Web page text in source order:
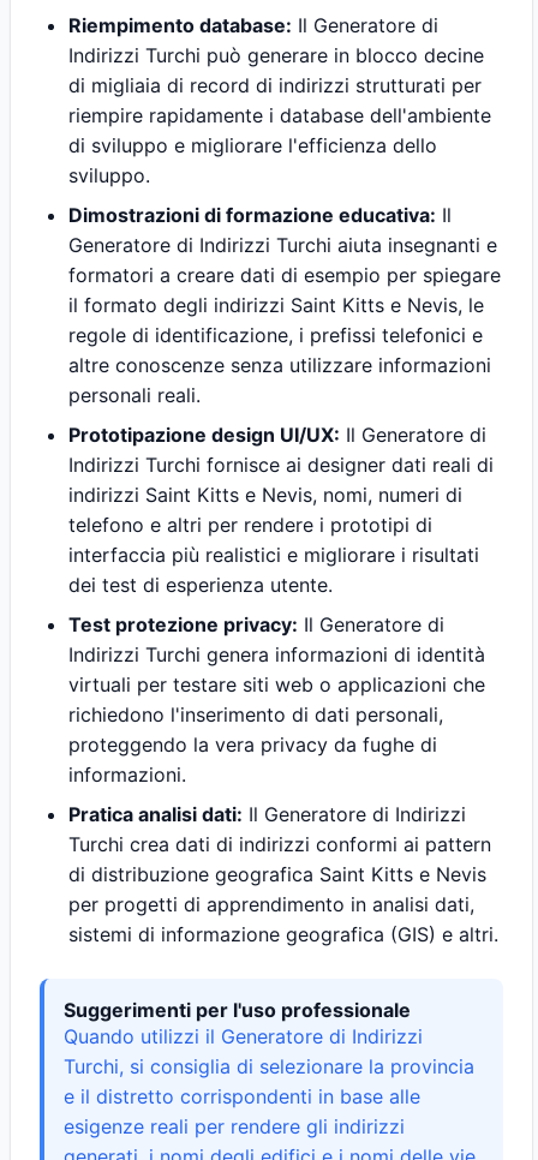
Riempimento database: Il Generatore di
Indirizzi Turchi può generare in blocco decine
di migliaia di record di indirizzi strutturati per
riempire rapidamente i database dell'ambiente
di sviluppo e migliorare l'efficienza dello
sviluppo.
Dimostrazioni di formazione educativa: Il
Generatore di Indirizzi Turchi aiuta insegnanti e
formatori a creare dati di esempio per spiegare
il formato degli indirizzi Saint Kitts e Nevis, le
regole di identificazione, i prefissi telefonici e
altre conoscenze senza utilizzare informazioni
personali reali.
Prototipazione design UI/UX: Il Generatore di
Indirizzi Turchi fornisce ai designer dati reali di
indirizzi Saint Kitts e Nevis, nomi, numeri di
telefono e altri per rendere i prototipi di
interfaccia più realistici e migliorare i risultati
dei test di esperienza utente.
Test protezione privacy: Il Generatore di
Indirizzi Turchi genera informazioni di identità
virtuali per testare siti web o applicazioni che
richiedono l'inserimento di dati personali,
proteggendo la vera privacy da fughe di
informazioni.
Pratica analisi dati: Il Generatore di Indirizzi
Turchi crea dati di indirizzi conformi ai pattern
di distribuzione geografica Saint Kitts e Nevis
per progetti di apprendimento in analisi dati,
sistemi di informazione geografica (GIS) e altri.
Suggerimenti per l'uso professionale
Quando utilizzi il Generatore di Indirizzi
Turchi, si consiglia di selezionare la provincia
e il distretto corrispondenti in base alle
esigenze reali per rendere gli indirizzi